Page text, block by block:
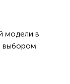
модели в
выбором